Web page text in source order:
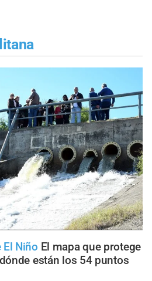
Niño El mapa que protege
están los 54 puntos